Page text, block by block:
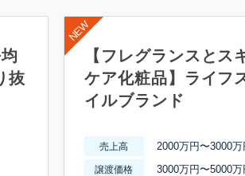
抜
【フレグランスとス
ケア化粧品】ライフ
イルブランド
売上高 2000万円〜3000万
譲渡価格 3000万円〜5000万